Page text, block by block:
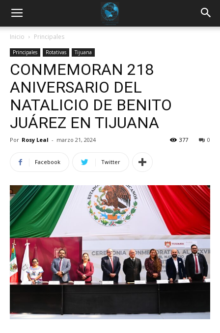
Inicio Principales
Principales Rotativas Tijuana
CONMEMORAN 218
ANIVERSARIO DEL
NATALICIO DE BENITO
JUÁREZ EN TIJUANA
Por Rosy Leal - marzo 21, 2024 0
377
Facebook Twitter